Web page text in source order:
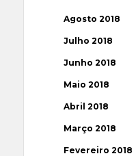
Agosto 2018
Julho 2018
Junho 2018
Maio 2018
Abril 2018
Março 2018
Fevereiro 2018